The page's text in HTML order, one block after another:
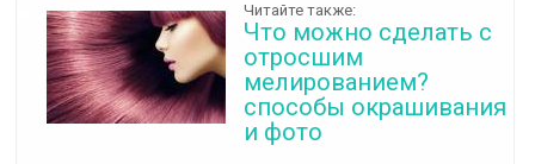
Читайте также:
Что можно сделать с
отросшим
мелированием?
способы окрашивания
и фото